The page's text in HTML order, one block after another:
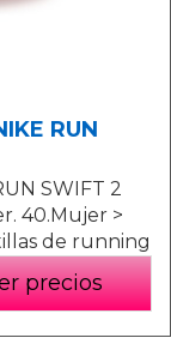
RUN
SWIFT 2
40.Mujer >
de running
precios